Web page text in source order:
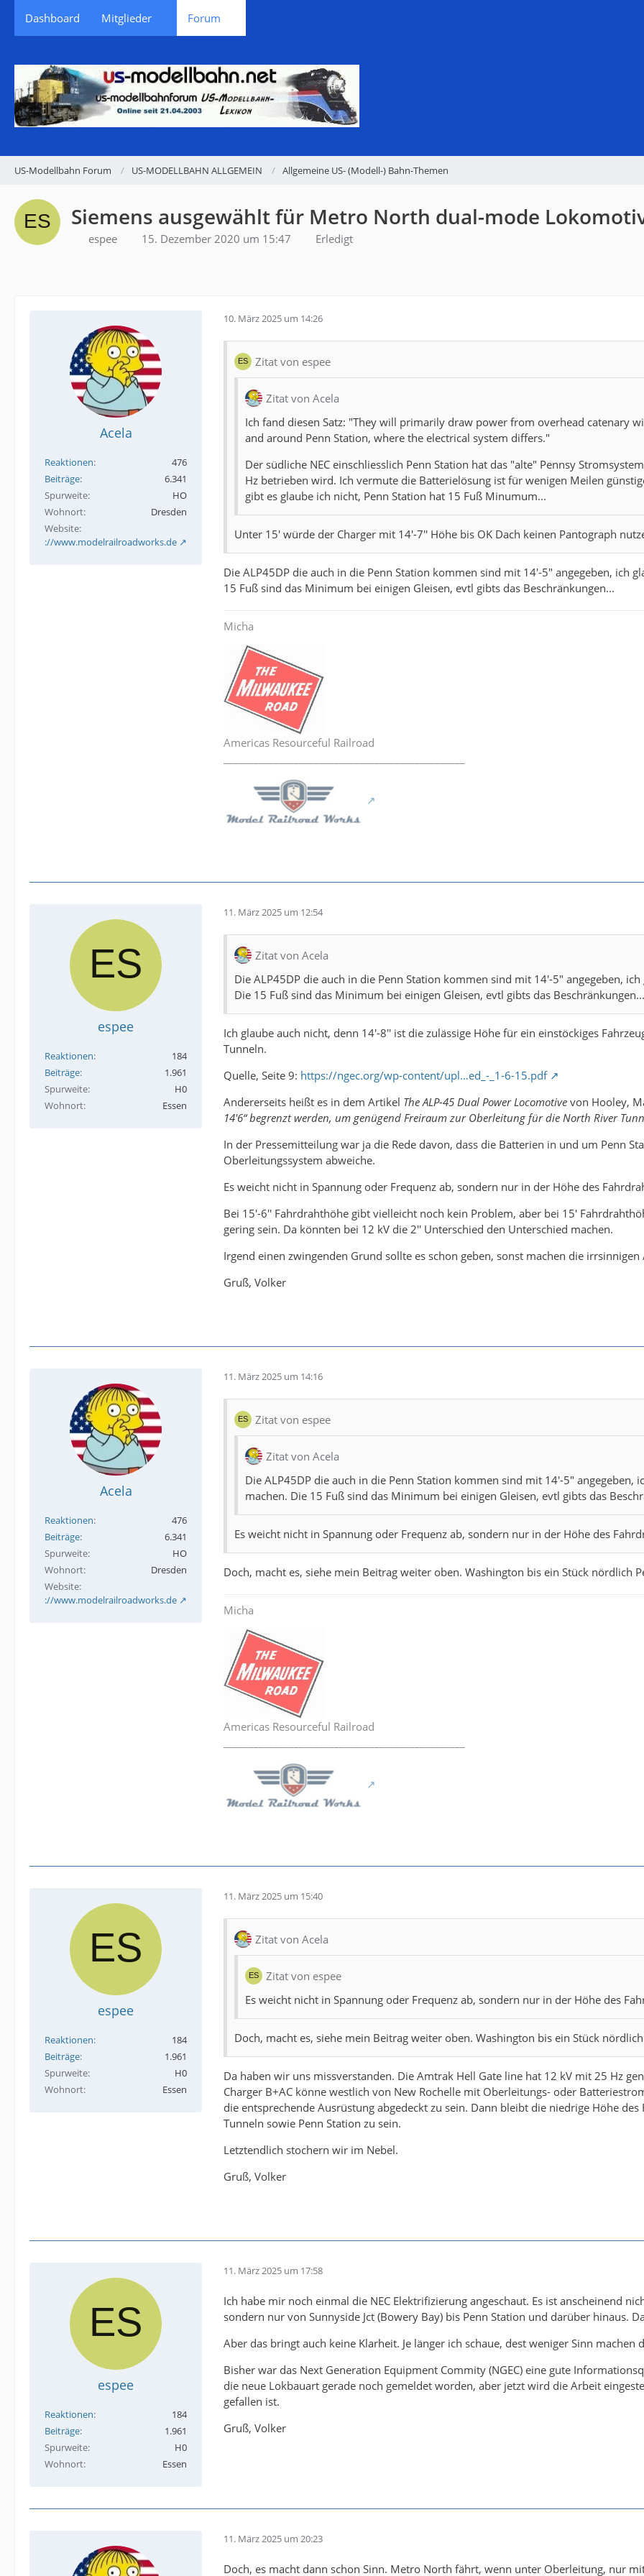
Dashboard Mitglieder Forum
US-Modellbahn Forum US-MODELLBAHN ALLGEMEIN Allgemeine US- (Modell-) Bahn-Themen
Siemens ausgewählt für Metro North dual-mode
espee 15. Dezember 2020 um 15:47 Erledigt
Acela
Reaktionen
476
Beiträge
6.341
Spurweite
HO
Wohnort
Dresden
Website
http://www.modelrailroadworks.de
10. März 2025 um 14:26
Zitat von espee
Zitat von Acela
Ich fand diesen Satz: "They will primarily draw power from overhead catenary
and around Penn Station, where the electrical system differs."
Der südliche NEC einschliesslich Penn Station hat das "alte" Pennsy
Hz betrieben wird. Ich vermute die Batterielösung ist für wenigen Meilen
gibt es glaube ich nicht, Penn Station hat 15 Fuß Minumum...
Unter 15' würde der Charger mit 14'-7'' Höhe bis OK Dach keinen Pantograph
Die ALP45DP die auch in die Penn Station kommen sind mit 14'-5" angegeben, ich
15 Fuß sind das Minimum bei einigen Gleisen, evtl gibts das Beschränkungen...
Micha
Americas Resourceful Railroad
espee
Reaktionen
184
Beiträge
1.961
Spurweite
H0
Wohnort
Essen
11. März 2025 um 12:54
Zitat von Acela
Die ALP45DP die auch in die Penn Station kommen sind mit 14'-5" angegeben,
Die 15 Fuß sind das Minimum bei einigen Gleisen, evtl gibts das Beschränkungen...
Ich glaube auch nicht, denn 14'-8'' ist die zulässige Höhe für ein einstöckiges
Tunneln.
Quelle, Seite 9: https://ngec.org/wp-content/upl…ed_-_1-6-15.pdf
Andererseits heißt es in dem Artikel The ALP-45 Dual Power Locomotive von Hooley,
14'6“ begrenzt werden, um genügend Freiraum zur Oberleitung für die North River
In der Pressemitteilung war ja die Rede davon, dass die Batterien in und um Penn
Oberleitungssystem abweiche.
Es weicht nicht in Spannung oder Frequenz ab, sondern nur in der Höhe des
Bei 15'-6'' Fahrdrahthöhe gibt vielleicht noch kein Problem, aber bei 15'
gering sein. Da könnten bei 12 kV die 2'' Unterschied den Unterschied machen.
Irgend einen zwingenden Grund sollte es schon geben, sonst machen die
Gruß, Volker
Acela
Reaktionen
476
Beiträge
6.341
Spurweite
HO
Wohnort
Dresden
Website
http://www.modelrailroadworks.de
11. März 2025 um 14:16
Zitat von espee
Zitat von Acela
Die ALP45DP die auch in die Penn Station kommen sind mit 14'-5" angegeben,
machen. Die 15 Fuß sind das Minimum bei einigen Gleisen, evtl gibts das
Es weicht nicht in Spannung oder Frequenz ab, sondern nur in der Höhe des
Doch, macht es, siehe mein Beitrag weiter oben. Washington bis ein Stück nördlich
Micha
Americas Resourceful Railroad
espee
Reaktionen
184
Beiträge
1.961
Spurweite
H0
Wohnort
Essen
11. März 2025 um 15:40
Zitat von Acela
Zitat von espee
Es weicht nicht in Spannung oder Frequenz ab, sondern nur in der Höhe des
Doch, macht es, siehe mein Beitrag weiter oben. Washington bis ein Stück
Da haben wir uns missverstanden. Die Amtrak Hell Gate line hat 12 kV mit 25 Hz
Charger B+AC könne westlich von New Rochelle mit Oberleitungs- oder
die entsprechende Ausrüstung abgedeckt zu sein. Dann bleibt die niedrige Höhe
Tunneln sowie Penn Station zu sein.
Letztendlich stochern wir im Nebel.
Gruß, Volker
espee
Reaktionen
184
Beiträge
1.961
Spurweite
H0
Wohnort
Essen
11. März 2025 um 17:58
Ich habe mir noch einmal die NEC Elektrifizierung angeschaut. Es ist anscheinend
sondern nur von Sunnyside Jct (Bowery Bay) bis Penn Station und darüber hinaus.
Aber das bringt auch keine Klarheit. Je länger ich schaue, dest weniger Sinn machen
Bisher war das Next Generation Equipment Commity (NGEC) eine gute
die neue Lokbauart gerade noch gemeldet worden, aber jetzt wird die Arbeit
gefallen ist.
Gruß, Volker
11. März 2025 um 20:23
Doch, es macht dann schon Sinn. Metro North fährt, wenn unter Oberleitung, nur